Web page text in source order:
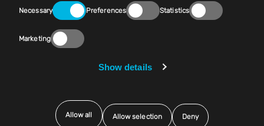
Selection
Necessary Preferences Statistics
Marketing
Show details
Allow all Allow selection Deny
Neem contact op met
Cookie-instellingen